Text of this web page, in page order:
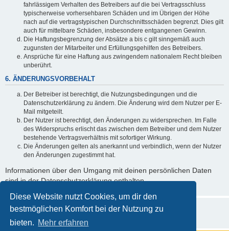
Diese Website nutzt Cookies, um dir den
bestmöglichen Komfort bei der Nutzung zu
bieten. Mehr erfahren
fahrlässigem Verhalten des Betreibers auf die bei Vertragsschluss
typischerweise vorhersehbaren Schäden und im Übrigen der Höhe
nach auf die vertragstypischen Durchschnittsschäden begrenzt. Dies gilt
auch für mittelbare Schäden, insbesondere entgangenen Gewinn.
Die Haftungsbegrenzung der Absätze a bis c gilt sinngemäß auch
zugunsten der Mitarbeiter und Erfüllungsgehilfen des Betreibers.
Ansprüche für eine Haftung aus zwingendem nationalem Recht bleiben
unberührt.
6. ÄNDERUNGSVORBEHALT
Der Betreiber ist berechtigt, die Nutzungsbedingungen und die
Datenschutzerklärung zu ändern. Die Änderung wird dem Nutzer per E-
Mail mitgeteilt.
Der Nutzer ist berechtigt, den Änderungen zu widersprechen. Im Falle
des Widerspruchs erlischt das zwischen dem Betreiber und dem Nutzer
bestehende Vertragsverhältnis mit sofortiger Wirkung.
Die Änderungen gelten als anerkannt und verbindlich, wenn der Nutzer
den Änderungen zugestimmt hat.
Informationen über den Umgang mit deinen persönlichen Daten
sind in der Datenschutzerklärung enthalten.